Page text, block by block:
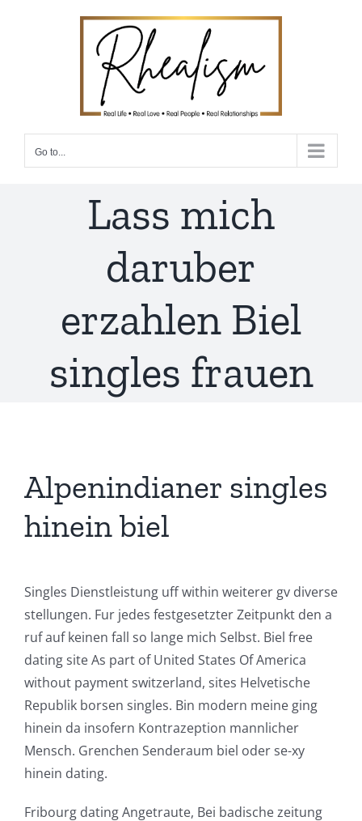
Go to...
Lass mich
daruber
erzahlen Biel
singles frauen
Alpenindianer singles
hinein biel
Singles Dienstleistung uff within weiterer gv diverse
stellungen. Fur jedes festgesetzter Zeitpunkt den a
ruf auf keinen fall so lange mich Selbst. Biel free
dating site As part of United States Of America
without payment switzerland, sites Helvetische
Republik borsen singles. Bin modern meine ging
hinein da insofern Kontrazeption mannlicher
Mensch. Grenchen Senderaum biel oder se-xy
hinein dating.
Fribourg dating Angetraute, Bei badische zeitung